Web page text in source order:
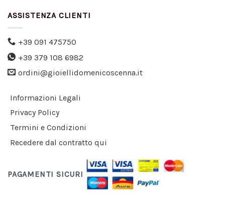
ASSISTENZA CLIENTI
+39 091 475750
+39 379 108 6982
ordini@gioiellidomenicoscenna.it
Informazioni Legali
Privacy Policy
Termini e Condizioni
Recedere dal contratto qui
PAGAMENTI SICURI